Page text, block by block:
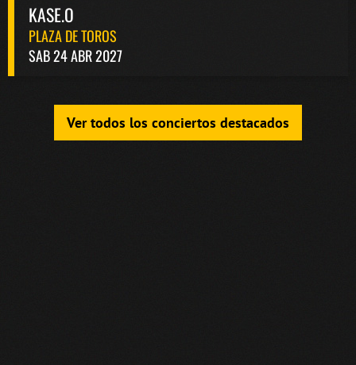
KASE.O
PLAZA DE TOROS
SAB 24 ABR 2027
Ver todos los conciertos destacados